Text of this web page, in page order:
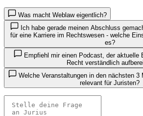
Was macht Weblaw eigentlich?
Ich habe gerade meinen Abschluss gemacht und interessiere mich
für eine Karriere im Rechtswesen - welche
es?
Empfiehl mir einen Podcast, der aktuelle Entwicklungen in KI im
Recht verständlich
relevant für Juristen?